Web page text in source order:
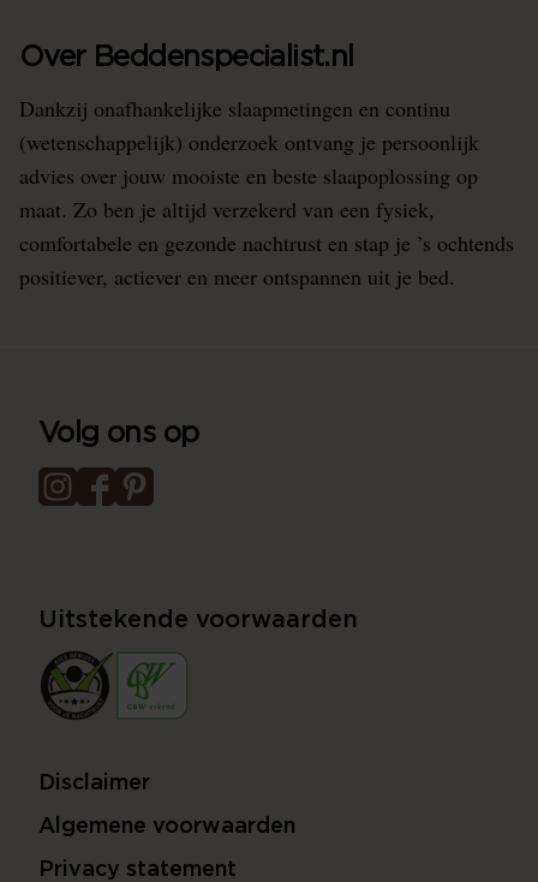
Over Beddenspecialist.nl
Dankzij onafhankelijke slaapmetingen en continu
(wetenschappelijk) onderzoek ontvang je persoonlijk
advies over jouw mooiste en beste slaapoplossing op
maat. Zo ben je altijd verzekerd van een fysiek,
comfortabele en gezonde nachtrust en stap je ’s ochtends
positiever, actiever en meer ontspannen uit je bed.
Volg ons op
Uitstekende voorwaarden
Disclaimer
Algemene voorwaarden
Privacy statement